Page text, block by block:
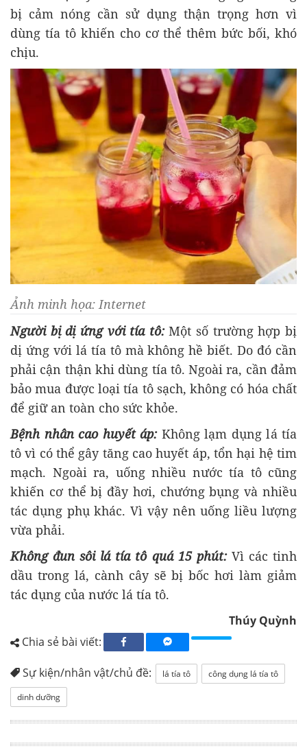
bị cảm nóng cần sử dụng thận trọng hơn vì
dùng tía tô khiến cho cơ thể thêm bức bối, khó
chịu.
Ảnh minh họa: Internet
Người bị dị ứng với tía tô:Một số trường hợp bị
dị ứng với lá tía tô mà không hề biết. Do đó cần
phải cận thận khi dùng tía tô. Ngoài ra, cần đảm
bảo mua được loại tía tô sạch, không có hóa chất
để giữ an toàn cho sức khỏe.
Bệnh nhân cao huyếtáp: Không lạm dụng lá tía
tô vì có thể gây tăng cao huyết áp, tổn hại hệ tim
mạch. Ngoài ra, uống nhiều nước tía tô cũng
khiến cơ thể bị đầy hơi, chướng bụng và nhiều
tác dụng phụ khác. Vì vậy nên uống liều lượng
vừa phải.
Khôngđun sôi lá tía tô quá 15 phút: Vì các tinh
dầu trong lá, cành cây sẽ bị bốc hơi làm giảm
tác dụng của nước lá tía tô.
Thúy Quỳnh
Chia sẻ bài viết:
Sự kiện/nhân vật/chủ đề: lá tía tô
công dụng lá tía tô
dinh dưỡng